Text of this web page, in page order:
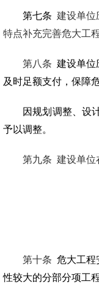
第七条 建设单位
特点补充完善危大工
第八条 建设单位
及时足额支付，保障
因规划调整、设
予以调整。
第九条 建设单位
第十条 危大工程
性较大的分部分项工